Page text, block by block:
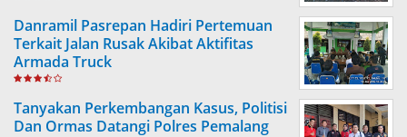
Danramil Pasrepan Hadiri Pertemuan
Terkait Jalan Rusak Akibat Aktifitas
Armada Truck
Tanyakan Perkembangan Kasus, Politisi
Dan Ormas Datangi Polres Pemalang